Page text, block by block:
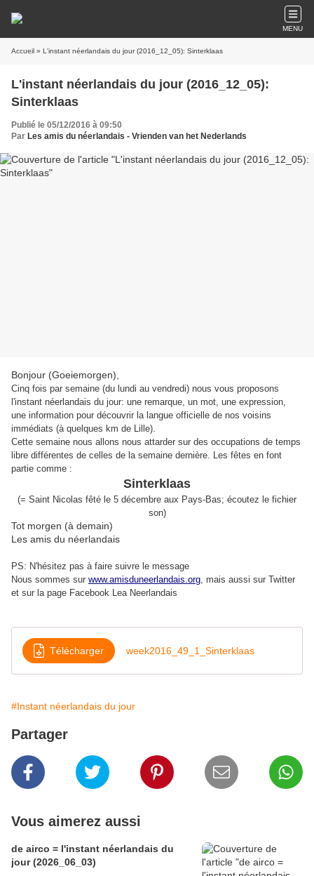
MENU
Accueil » L'instant néerlandais du jour (2016_12_05): Sinterklaas
L'instant néerlandais du jour (2016_12_05):
Sinterklaas
Publié le 05/12/2016 à 09:50
Par Les amis du néerlandais - Vrienden van het Nederlands
Bonjour (Goeiemorgen),
Cinq fois par semaine (du lundi au vendredi) nous vous proposons
l'instant néerlandais du jour: une remarque, un mot, une expression,
une information pour découvrir la langue officielle de nos voisins
immédiats (à quelques km de Lille).
Cette semaine nous allons nous attarder sur des occupations de temps
libre différentes de celles de la semaine dernière. Les fêtes en font
partie comme :
Sinterklaas
(= Saint Nicolas fêté le 5 décembre aux Pays-Bas; écoutez le fichier
son)
Tot morgen (à demain)
Les amis du néerlandais
PS: N'hésitez pas à faire suivre le message
Nous sommes sur www.amisduneerlandais.org, mais aussi sur Twitter
et sur la page Facebook Lea Neerlandais
Télécharger week2016_49_1_Sinterklaas
#Instant néerlandais du jour
Partager
Vous aimerez aussi
de airco = l'instant néerlandais du
jour (2026_06_03)